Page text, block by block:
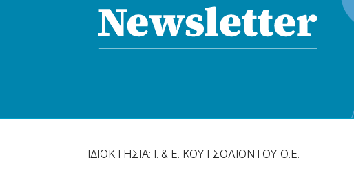
ΙΔΙΟΚΤΗΣΙΑ: Ι. & Ε. ΚΟΥΤΣΟΛΙΟΝΤΟΥ Ο.Ε.